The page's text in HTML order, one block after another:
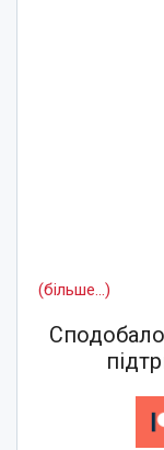
(більше…)